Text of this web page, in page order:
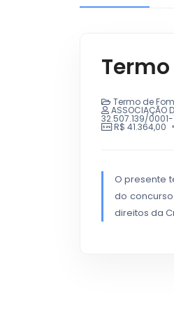
Termo de
ASSOCIAÇÃO
32.507.139/0001-
R$ 41.364,00
O presente
do
direitos da